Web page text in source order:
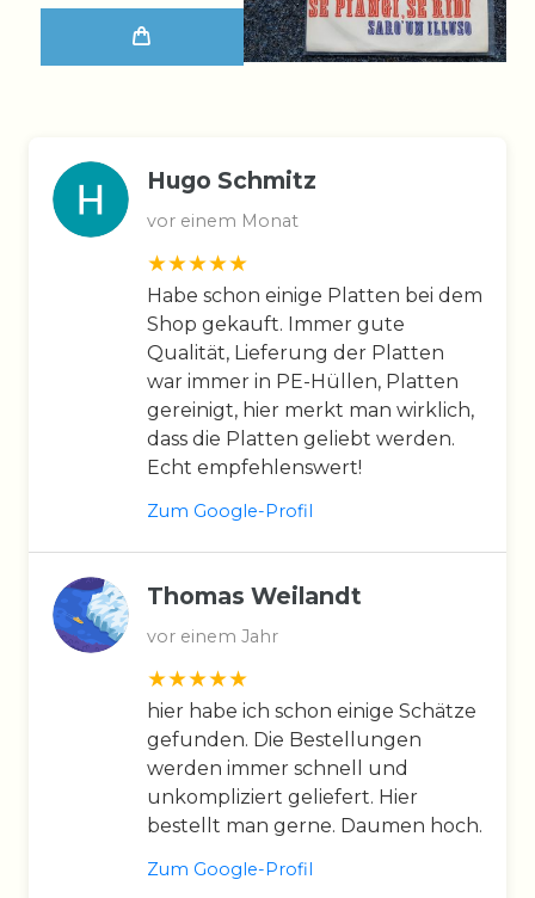
Hugo Schmitz
vor einem Monat
Habe schon einige Platten bei dem
Shop gekauft. Immer gute
Qualität, Lieferung der Platten
war immer in PE-Hüllen, Platten
gereinigt, hier merkt man wirklich,
dass die Platten geliebt werden.
Echt empfehlenswert!
Zum Google-Profil
Thomas Weilandt
vor einem Jahr
hier habe ich schon einige Schätze
gefunden. Die Bestellungen
werden immer schnell und
unkompliziert geliefert. Hier
bestellt man gerne. Daumen hoch.
Zum Google-Profil